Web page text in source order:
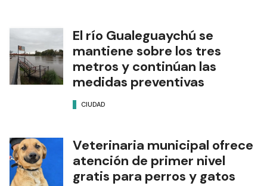
El río Gualeguaychú se
mantiene sobre los tres
metros y continúan las
medidas preventivas
CIUDAD
Veterinaria municipal ofrece
atención de primer nivel
gratis para perros y gatos